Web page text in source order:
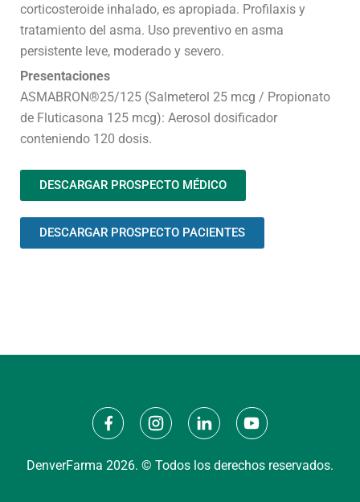
corticosteroide inhalado, es apropiada. Profilaxis y
tratamiento del asma. Uso preventivo en asma
persistente leve, moderado y severo.
Presentaciones
ASMABRON®25/125 (Salmeterol 25 mcg / Propionato
de Fluticasona 125 mcg): Aerosol dosificador
conteniendo 120 dosis.
DESCARGAR PROSPECTO MÉDICO
DESCARGAR PROSPECTO PACIENTES
DenverFarma 2026. © Todos los derechos reservados.